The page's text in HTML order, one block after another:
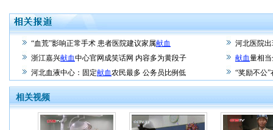
“血荒”影响正常手术 患者医院建议家属献血
河北医院
浙江嘉兴献血中心官网成笑话网 内容多为黄段子 献血量相
河北血液中心：固定献血农民最多 公务员比例低 “奖励不公”
相关视频